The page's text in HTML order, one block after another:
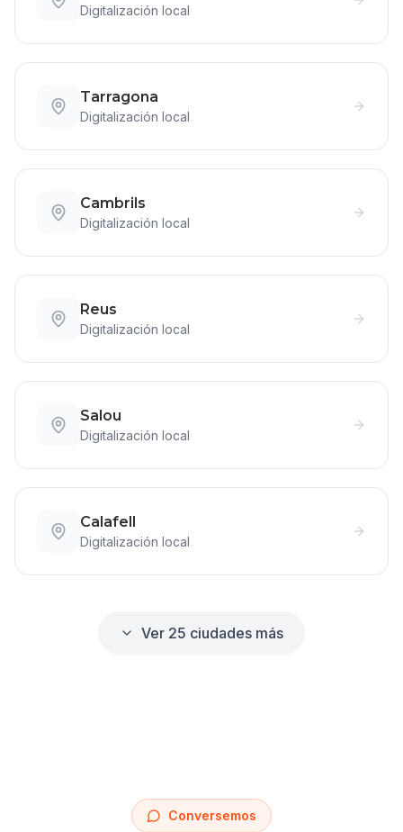
Digitalización local
Tarragona
Digitalización local
Cambrils
Digitalización local
Reus
Digitalización local
Salou
Digitalización local
Calafell
Digitalización local
Ver 25 ciudades más
Conversemos